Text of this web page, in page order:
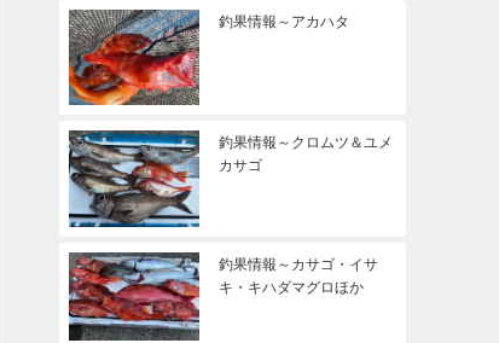
釣果情報～アカハタ
釣果情報～クロムツ＆ユメ
カサゴ
釣果情報～カサゴ・イサ
キ・キハダマグロほか